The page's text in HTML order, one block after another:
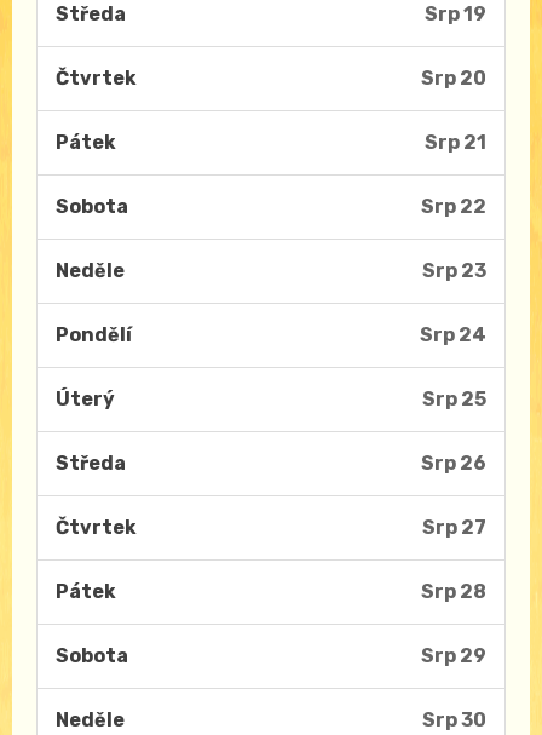
Středa Srp 19
Čtvrtek Srp 20
Pátek Srp 21
Sobota Srp 22
Neděle Srp 23
Pondělí Srp 24
Úterý Srp 25
Středa Srp 26
Čtvrtek Srp 27
Pátek Srp 28
Sobota Srp 29
Neděle Srp 30